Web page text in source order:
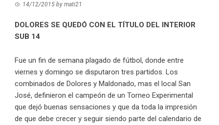
14/12/2015 by mati21
DOLORES SE QUEDÓ CON EL TÍTULO DEL INTERIOR
SUB 14
Fue un fin de semana plagado de fútbol, donde entre
viernes y domingo se disputaron tres partidos. Los
combinados de Dolores y Maldonado, mas el local San
José, definieron el campeón de un Torneo Experimental
que dejó buenas sensaciones y que da toda la impresión
de que debe crecer y seguir siendo parte del calendario de